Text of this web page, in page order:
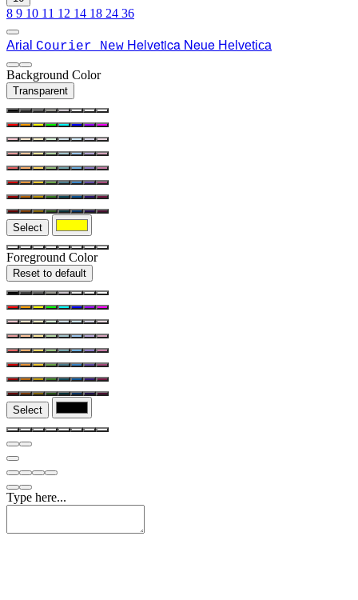
8 9 10 11 12 14 18 24 36
Arial Courier New Helvetica Neue Helvetica
Background Color
Transparent
Select
Foreground Color
Reset to default
Select
Type here...